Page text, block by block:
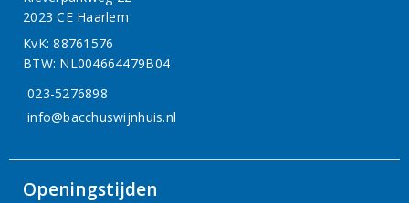
2023 CE Haarlem
KvK: 88761576
BTW: NL004664479B04
023-5276898
info@bacchuswijnhuis.nl
Openingstijden